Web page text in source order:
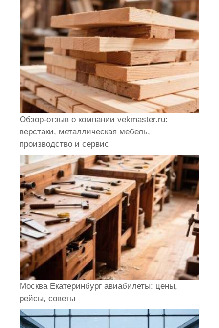
Обзор-отзыв о компании vekmaster.ru:
верстаки, металлическая мебель,
производство и сервис
Москва Екатеринбург авиабилеты: цены,
рейсы, советы